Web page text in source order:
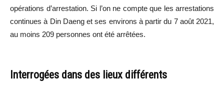
opérations d’arrestation. Si l’on ne compte que les arrestations
continues à Din Daeng et ses environs à partir du 7 août 2021,
au moins 209 personnes ont été arrêtées.
Interrogées dans des lieux différents